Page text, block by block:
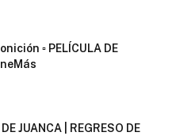
▫️ PELÍCULA DE
JUANCA | REGRESO DE